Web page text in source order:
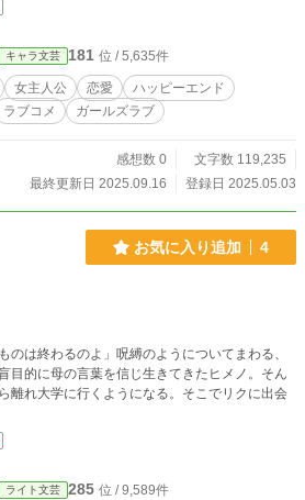
キャラ文芸 181 位 / 5,635件
女主人公 恋愛
ハッピーエンド
ラブコメ ガールズラブ
感想数 0
文字数 119,235
最終更新日 2025.09.16
登録日 2025.05.03
お気に入り追加 4
のは終わるのよ」呪縛のようについてまわる、
目的に母の言葉を信じ生きてきたヒメノ。そん
離れ大学に行くようになる。そこでリクに出会
ライト文芸 285 位 / 9,589件